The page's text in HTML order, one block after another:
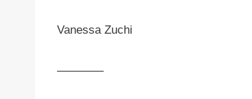
Vanessa Zuchi
————